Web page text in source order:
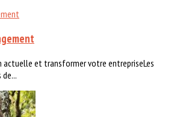
et transformer votre entrepriseLes